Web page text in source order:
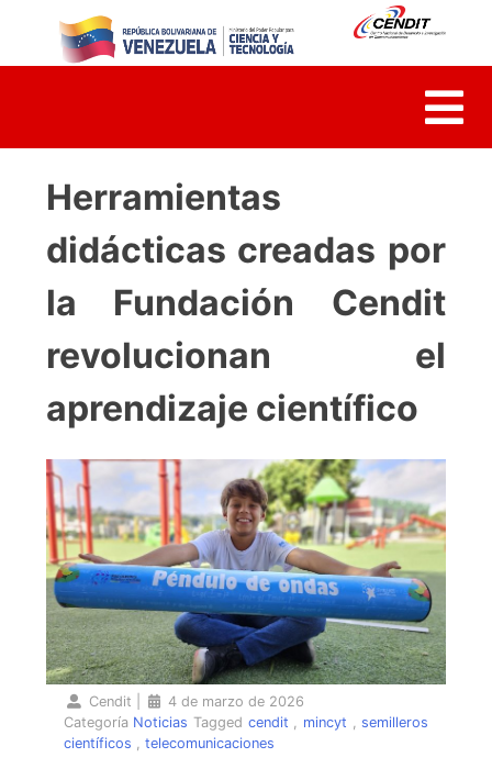
content
Herramientas
didácticas creadas por
la Fundación Cendit
revolucionan el
aprendizaje científico
Cendit
4 de marzo de 2026
Categoría Noticias Tagged cendit mincyt ,semilleros
científicos
telecomunicaciones